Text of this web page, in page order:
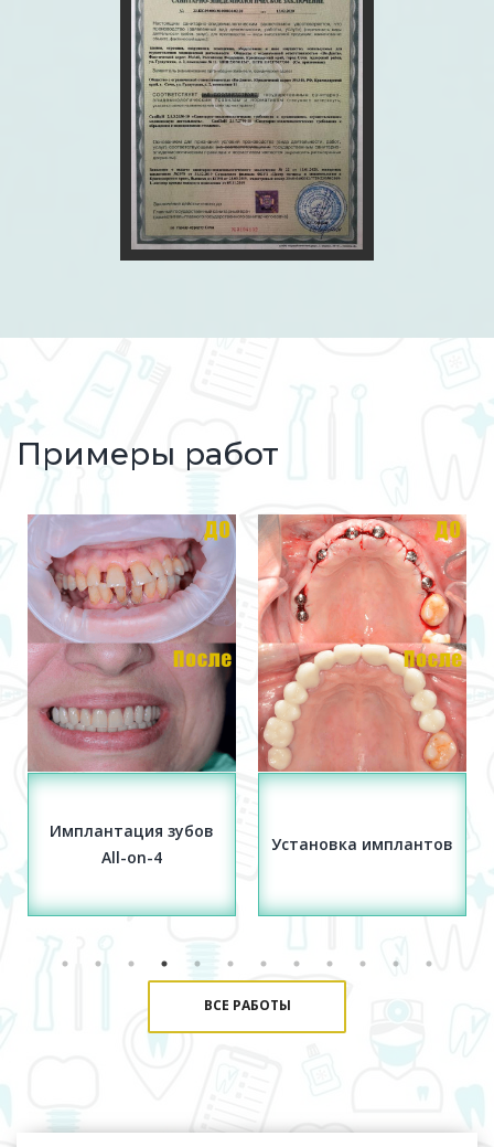
Примеры работ
Имплантация зубов
All-on-4
Установка имплантов
ВСЕ РАБОТЫ